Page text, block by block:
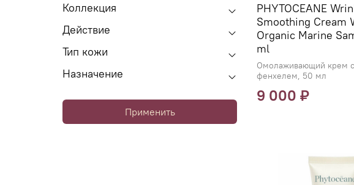
PHYTOCEANE
Smoothing Cream
Organic Marine
ml
Омолаживающий крем
фенхелем, 50 мл
9 000 ₽
Коллекция
Действие
Тип кожи
Назначение
Применить